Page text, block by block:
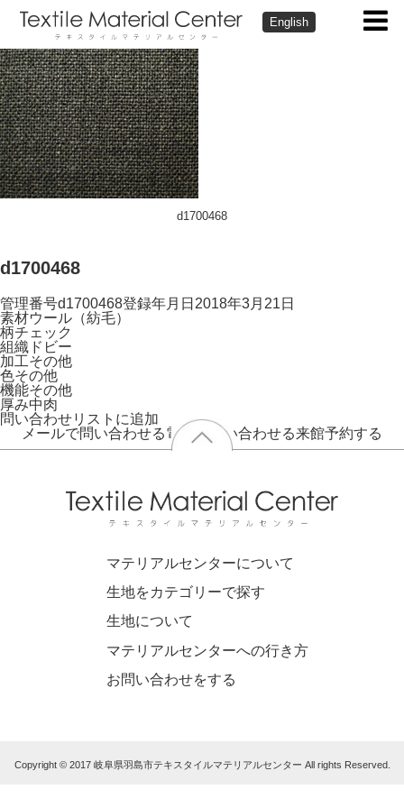
English
d1700468
d1700468
管理番号d1700468登録年月日 2018年3月21日
素材ウール（紡毛）
柄チェック
組織 ドビー
加工その他
色その他
機能その他
厚み中肉
問い合わせリストに追加
メールで問い合わせる電話で問い合わせる来館予約する
マテリアルセンターについて
生地をカテゴリーで探す
生地について
マテリアルセンターへの行き方
お問い合わせをする
Copyright © 2017 岐阜県羽島市テキスタイルマテリアルセンター All rights Reserved.